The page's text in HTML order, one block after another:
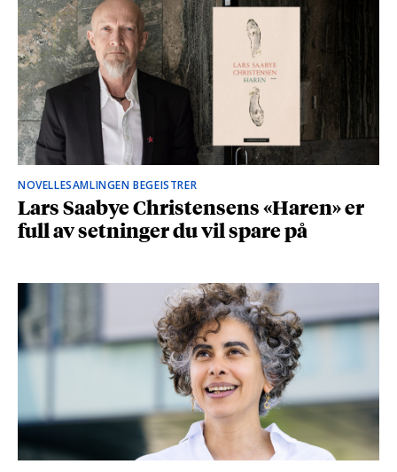
NOVELLESAMLINGEN BEGEISTRER
Lars Saabye Christensens «Haren» er
full av setninger du vil spare på